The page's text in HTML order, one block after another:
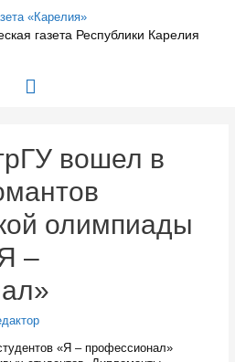
газета Республики Карелия
Главное
вошел в
олимпиады
–
«Я – профессионал»